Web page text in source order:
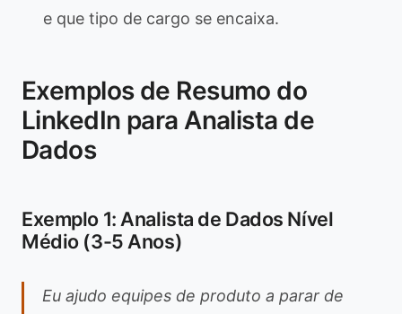
e que tipo de cargo se encaixa.
Exemplos de Resumo do
LinkedIn para Analista de
Dados
Exemplo 1: Analista de Dados Nível
Médio (3-5 Anos)
Eu ajudo equipes de produto a parar de